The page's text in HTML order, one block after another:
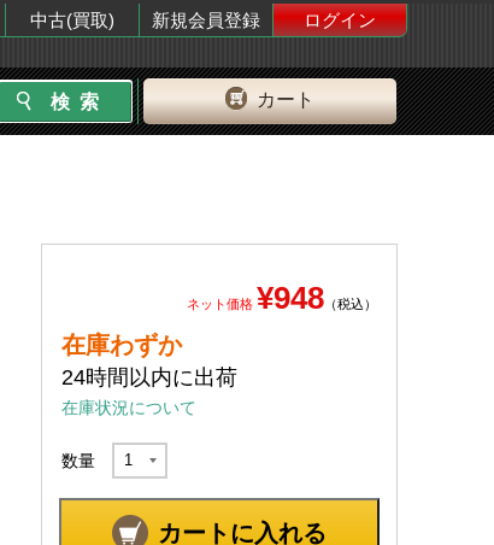
中古(買取) 新規会員登録
ログイン
カート
ネット価格 ¥948 （税込）
在庫わずか
24時間以内に出荷
在庫状況について
数量
カートに入れる